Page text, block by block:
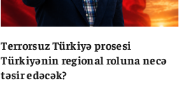
Terrorsuz Türkiyə prosesi
Türkiyənin regional roluna necə
təsir edəcək?